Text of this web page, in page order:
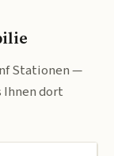
Stationen —
Ihnen dort